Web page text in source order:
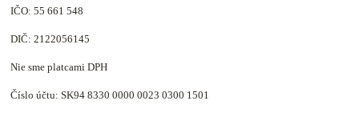
IČO: 55 661 548
DIČ: 2122056145
Nie sme platcami DPH
Číslo účtu: SK94 8330 0000 0023 0300 1501